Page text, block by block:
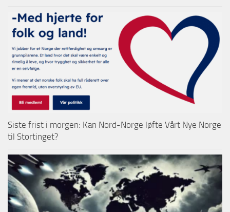
Siste frist i morgen: Kan Nord-Norge løfte Vårt Nye Norge
til Stortinget?